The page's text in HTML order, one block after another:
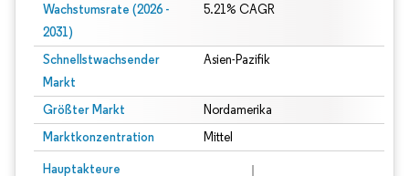
Wachstumsrate (2026 -
2031)
5.21% CAGR
Schnellstwachsender
Markt
Asien-Pazifik
Größter Markt Nordamerika
Marktkonzentration Mittel
Hauptakteure
Bild © Mordor Intelligence. Wiederverwendung erfordert Namensnennung